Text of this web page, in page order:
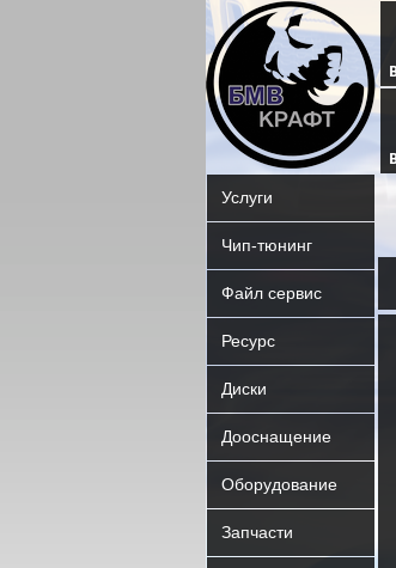
Услуги
Чип-тюнинг
Файл сервис
Ресурс
Диски
Дооснащение
Оборудование
Запчасти